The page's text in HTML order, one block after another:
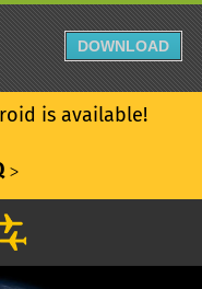
is available!
ᐳ
DOWNLOAD